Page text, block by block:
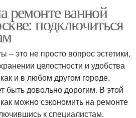
ремонте ванной
подключиться
– это не просто вопрос эстетики,
целостности и удобства
и в любом другом городе,
быть довольно дорогим. В этой
можно сэкономить на ремонте
к специалистам.